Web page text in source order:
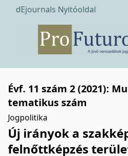
dEjournals Nyitóoldal
Évf. 11 szám 2 (2021):
tematikus szám
Jogpolitika
Új irányok a
felnőttképzés